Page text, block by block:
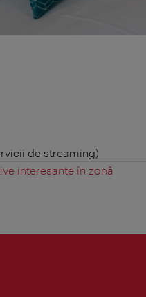
de streaming)
interesante în zonă